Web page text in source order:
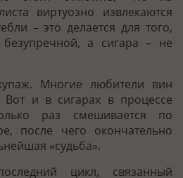
виртуозно извлекаются
– это делается для того,
а сигара – не
Многие любители вин
Вот и в сигарах в процессе
раз смешивается по
после чего окончательно
«судьба».
цикл, связанный